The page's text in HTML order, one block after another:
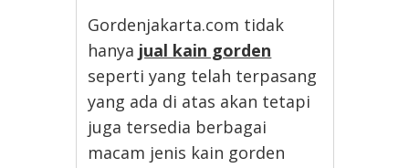
Gordenjakarta.com tidak
hanya jual kain gorden
seperti yang telah terpasang
yang ada di atas akan tetapi
juga tersedia berbagai
macam jenis kain gorden